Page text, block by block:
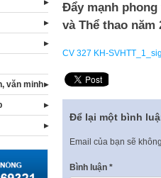
Đẩy mạnh
và Thể thao năm
CV 327 KH-
Để lại một bình
Email của bạn sẽ
Bình luận *
văn minh